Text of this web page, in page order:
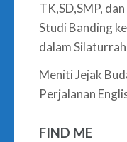
TK,SD,SMP,
Studi Banding
dalam
Meniti Jejak
Perjalanan
FIND ME